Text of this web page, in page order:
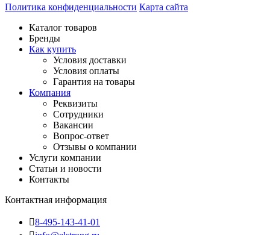
Политика конфиденциальности Карта сайта
Каталог товаров
Бренды
Как купить
Условия доставки
Условия оплаты
Гарантия на товары
Компания
Реквизиты
Сотрудники
Вакансии
Вопрос-ответ
Отзывы о компании
Услуги компании
Статьи и новости
Контакты
Контактная информация
8-495-143-41-01